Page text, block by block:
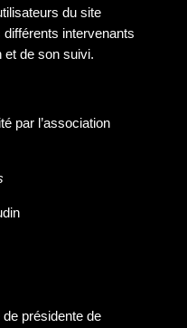
du site
différents intervenants
et de son suivi.
par l’association
présidente de